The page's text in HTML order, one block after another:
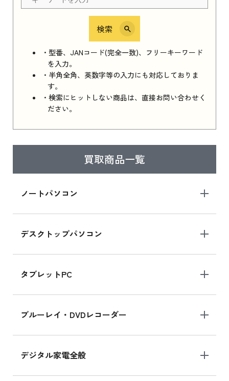
検索
・型番、JANコード(完全一致)、フリーキーワード
を入力。
・半角全角、英数字等の入力にも対応しておりま
す。
・検索にヒットしない商品は、直接お問い合わせく
ださい。
買取商品一覧
ノートパソコン
デスクトップパソコン
タブレットPC
ブルーレイ・DVDレコーダー
デジタル家電全般
iPhone 16e シリーズ 2025
iPhone 16e シリーズ 2025 新品買取価格はこち
ら
iPad 11インチ 2025年春モデル
はこちら
ら
iPad mini シリーズ 2024
iPad mini 8.3インチ の新品買取価格
iPhone 16 シリーズ
iPhone 16 の新品買取価格
iPad Air 11インチ シリーズ
iPad Air 11インチ の新品買取価格